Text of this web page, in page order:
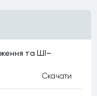
та ШІ–
Скачати